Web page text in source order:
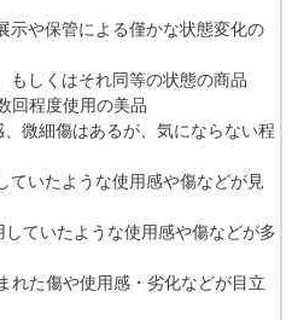
示や保管による僅かな状態変化の
もしくはそれ同等の状態の商品
程度使用の美品
、微細傷はあるが、気にならない程
ていたような使用感や傷などが見
していたような使用感や傷などが多
れた傷や使用感・劣化などが目立